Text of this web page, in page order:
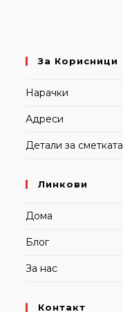
За Корисници
Нарачки
Адреси
Детали за сметката
Линкови
Дома
Блог
За нас
Контакт